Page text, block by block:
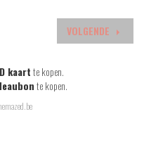
VOLGENDE
kaartte kopen.
te kopen.